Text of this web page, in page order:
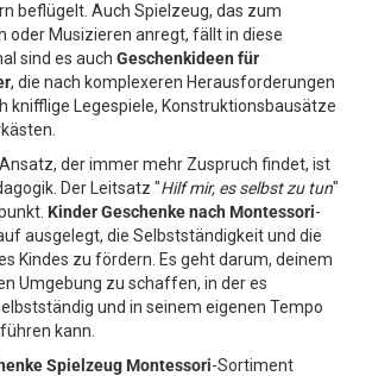
beflügelt. Auch Spielzeug, das zum
oder Musizieren anregt, fällt in diese
sind es auch Geschenkideen für
, die nach komplexeren Herausforderungen
knifflige Legespiele, Konstruktionsbausätze
der immer mehr Zuspruch findet, ist
Der Leitsatz "Hilf mir, es selbst zu tun"
Kinder Geschenke nach Montessori-
ausgelegt, die Selbstständigkeit und die
Kindes zu fördern. Es geht darum, deinem
Umgebung zu schaffen, in der es
und in seinem eigenen Tempo
kann.
Spielzeug Montessori-Sortiment